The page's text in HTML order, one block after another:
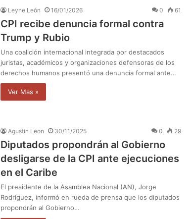
Leyne León 16/01/2026 0 61
CPI recibe denuncia formal contra
Trump y Rubio
Una coalición internacional integrada por destacados
juristas, académicos y organizaciones defensoras de los
derechos humanos presentó una denuncia formal ante…
Ver Mas »
Agustin Leon 30/11/2025 0 29
Diputados propondrán al Gobierno
desligarse de la CPI ante ejecuciones
en el Caribe
El presidente de la Asamblea Nacional (AN), Jorge
Rodríguez, informó en rueda de prensa que los diputados
propondrán al Gobierno…